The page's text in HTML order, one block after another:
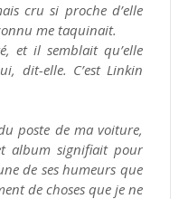
cru si proche d’elle
me taquinait.
et il semblait qu’elle
dit-elle. C’est Linkin
poste de ma voiture,
album signifiait pour
de ses humeurs que
de choses que je ne